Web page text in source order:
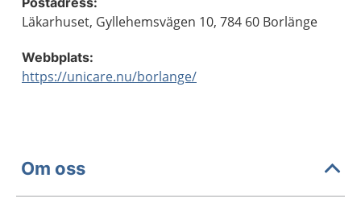
Läkarhuset, Gyllehemsvägen 10, 784 60 Borlänge
Webbplats:
https://unicare.nu/borlange/
Om oss